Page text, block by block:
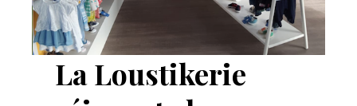
La Loustikerie